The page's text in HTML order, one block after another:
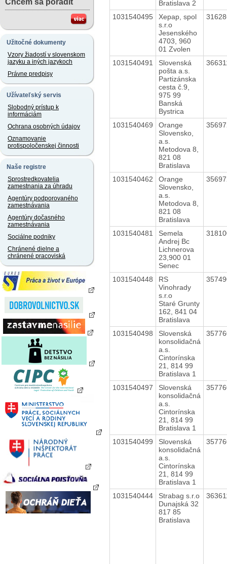
Chcem sa poradiť
Užitočné dokumenty
Vzory žiadostí v slovenskom
jazyku a iných jazykoch
Právne predpisy
Užívateľský servis
Slobodný prístup k
informáciám
Ochrana osobných údajov
Oznamovanie
protispoločenskej činnosti
Naše registre
Sprostredkovatelia
zamestnania za úhradu
Agentúry podporovaného
zamestnávania
Agentúry dočasného
zamestnávania
Sociálne podniky
Chránené dielne a
chránené pracoviská
Bratislava 2
1031540495
Xepap, spol
s.r.o
Jesenského
4703, 960
01 Zvolen
1031540491
Slovenská
pošta a.s.
Partizánska
cesta č.9,
975 99
Banská
Bystrica
1031540469
Orange
Slovensko,
a.s.
Metodova 8,
821 08
Bratislava
1031540462
Orange
Slovensko,
a.s.
Metodova 8,
821 08
Bratislava
1031540481
Semela
Andrej Bc
Lichnerova
23,900 01
Senec
1031540448
RS
Vinohrady
s.r.o
Staré Grunty
162, 841 04
Bratislava
1031540498
Slovenská
konsolidačná
a.s.
Cintorínska
21, 814 99
Bratislava 1
1031540497
Slovenská
konsolidačná
a.s.
Cintorínska
21, 814 99
Bratislava 1
1031540499
Slovenská
konsolidačná
a.s.
Cintorínska
21, 814 99
Bratislava 1
1031540444
Strabag s.r.o
Dunajská 32
817 85
Bratislava